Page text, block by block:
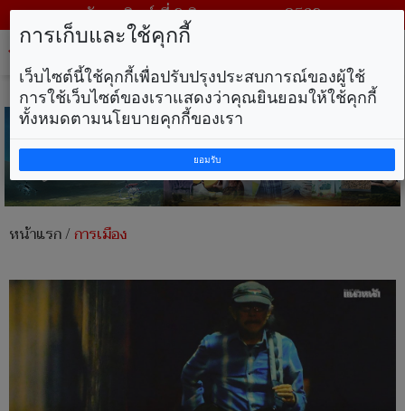
วันอาทิตย์ ที่ 9 สิงหาคม พ.ศ. 2569
หน้าแรก/การเมือง
การเก็บและใช้คุกกี้
เว็บไซต์นี้ใช้คุกกี้เพื่อปรับปรุงประสบการณ์ของผู้ใช้
การใช้เว็บไซต์ของเราแสดงว่าคุณยินยอมให้ใช้คุกกี้
ทั้งหมดตามนโยบายคุกกี้ของเรา
ยอมรับ